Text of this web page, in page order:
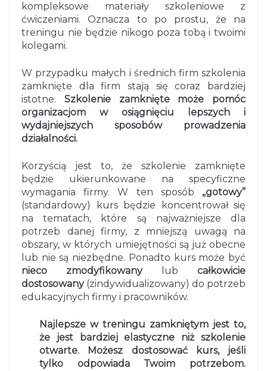
kompleksowe materiały szkoleniowe z
ćwiczeniami. Oznacza to po prostu, że na
treningu nie będzie nikogo poza tobą i twoimi
kolegami.
W przypadku małych i średnich firm szkolenia
zamknięte dla firm stają się coraz bardziej
istotne. Szkolenie zamknięte może pomóc
organizacjom w osiągnięciu lepszych i
wydajniejszych sposobów prowadzenia
działalności.
Korzyścią jest to, że szkolenie zamknięte
będzie ukierunkowane na specyficzne
wymagania firmy. W ten sposób „gotowy”
(standardowy) kurs będzie koncentrował się
na tematach, które są najważniejsze dla
potrzeb danej firmy, z mniejszą uwagą na
obszary, w których umiejętności są już obecne
lub nie są niezbędne. Ponadto kurs może być
nieco zmodyfikowanylub całkowicie
dostosowany(zindywidualizowany) do potrzeb
edukacyjnych firmy i pracowników.
Najlepsze w treningu zamkniętym jest to,
że jest bardziej elastyczne niż szkolenie
otwarte. Możesz dostosować kurs, jeśli
tylko odpowiada Twoim potrzebom.